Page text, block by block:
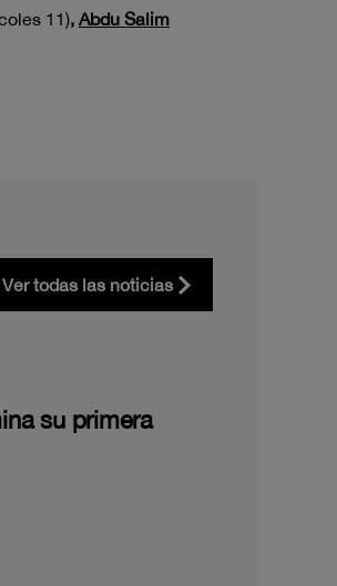
11), Abdu Salim
Ver todas las noticias
su primera